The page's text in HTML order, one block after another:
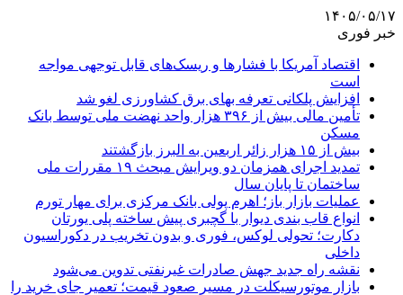
۱۴۰۵/۰۵/۱۷
خبر فوری
اقتصاد آمریکا با فشارها و ریسک‌های قابل توجهی مواجه
است
افزایش پلکانی تعرفه بهای برق کشاورزی لغو شد
تأمین مالی بیش از ۳۹۶ هزار واحد نهضت ملی توسط بانک
مسکن
بیش از ۱۵ هزار زائر اربعین به البرز بازگشتند
تمدید اجرای همزمان دو ویرایش مبحث ۱۹ مقررات ملی
ساختمان تا پایان سال
عملیات بازار باز؛ اهرم پولی بانک مرکزی برای مهار تورم
انواع قاب بندی دیوار با گچبری پیش ساخته پلی یورتان
دکارت؛ تحولی لوکس، فوری و بدون تخریب در دکوراسیون
داخلی
نقشه راه جدید جهش صادرات غیرنفتی تدوین می‌شود
بازار موتورسیکلت در مسیر صعود قیمت؛ تعمیر جای خرید را